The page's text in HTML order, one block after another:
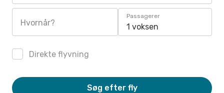
Hvornår?
Passagerer
1 voksen
Direkte flyvning
Søg efter fly